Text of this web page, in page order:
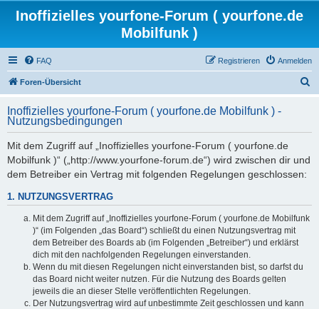
Inoffizielles yourfone-Forum ( yourfone.de
Mobilfunk )
FAQ Anmelden
Registrieren
Foren-Übersicht
h
Inoffizielles yourfone-Forum ( yourfone.de Mobilfunk ) -
Nutzungsbedingungen
Mit dem Zugriff auf „Inoffizielles yourfone-Forum ( yourfone.de
Mobilfunk )“ („http://www.yourfone-forum.de“) wird zwischen dir und
dem Betreiber ein Vertrag mit folgenden Regelungen geschlossen:
1. NUTZUNGSVERTRAG
Mit dem Zugriff auf „Inoffizielles yourfone-Forum ( yourfone.de Mobilfunk
)“ (im Folgenden „das Board“) schließt du einen Nutzungsvertrag mit
dem Betreiber des Boards ab (im Folgenden „Betreiber“) und erklärst
dich mit den nachfolgenden Regelungen einverstanden.
Wenn du mit diesen Regelungen nicht einverstanden bist, so darfst du
das Board nicht weiter nutzen. Für die Nutzung des Boards gelten
jeweils die an dieser Stelle veröffentlichten Regelungen.
Der Nutzungsvertrag wird auf unbestimmte Zeit geschlossen und kann